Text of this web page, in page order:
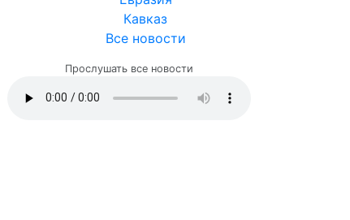
Кавказ
Все новости
Прослушать все новости